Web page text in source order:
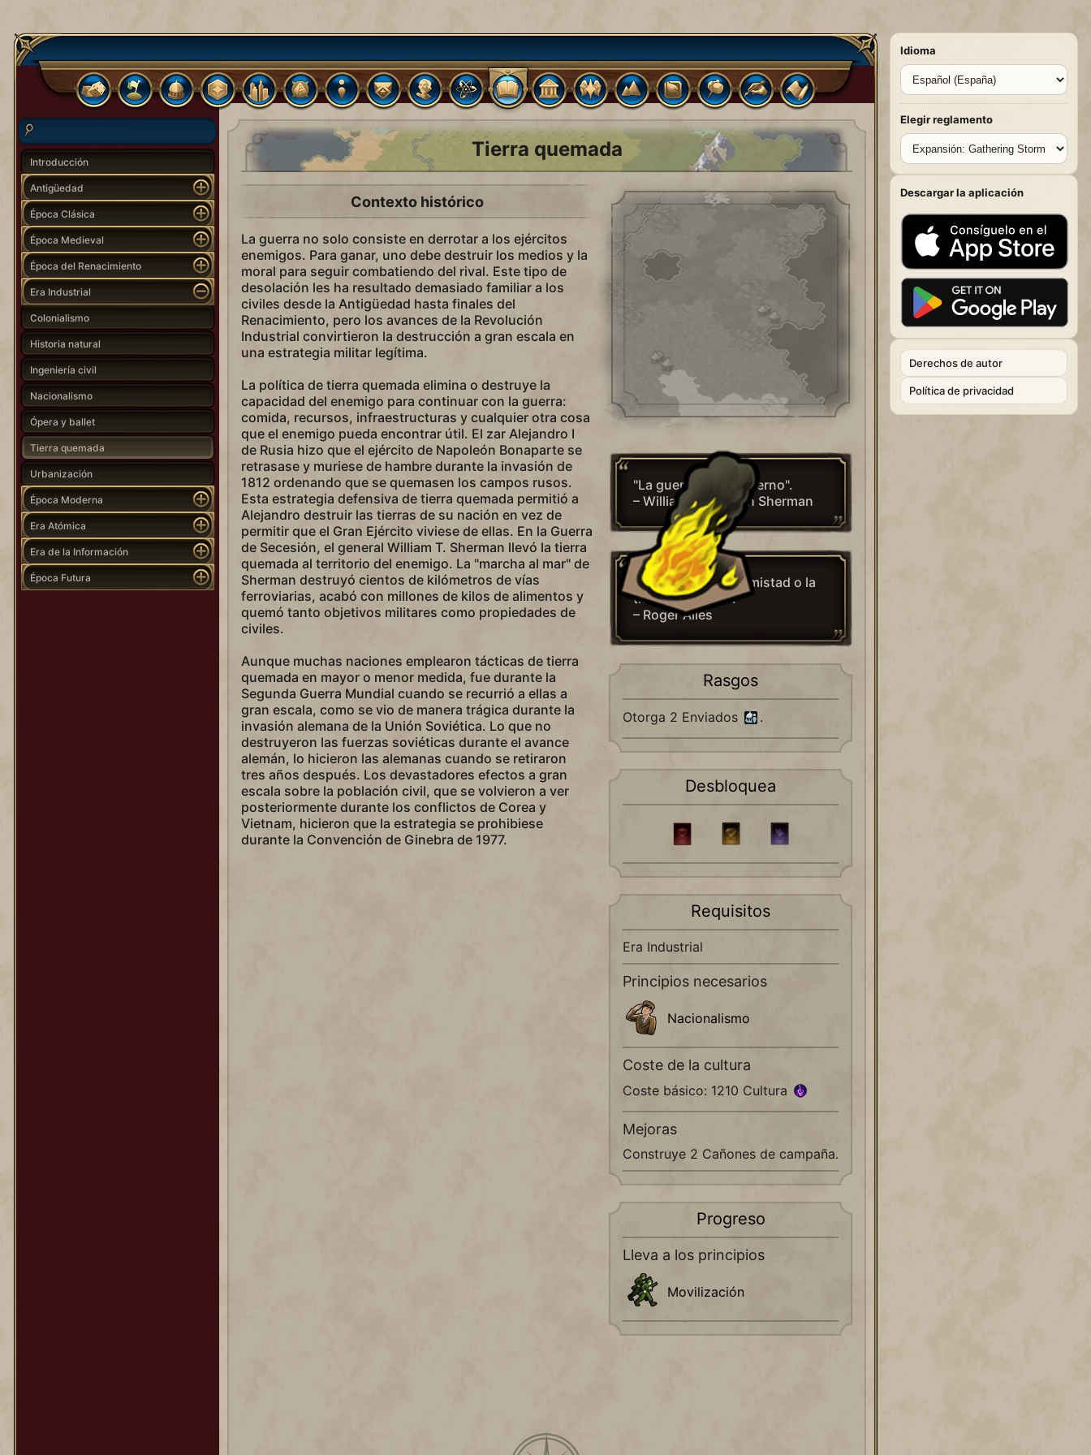
Introducción
Antigüedad
Época Clásica
Época Medieval
Época del Renacimiento
Era Industrial
Colonialismo
Historia natural
Ingeniería civil
Nacionalismo
Ópera y ballet
Tierra quemada
Urbanización
Época Moderna
Era Atómica
Era de la Información
Época Futura
Tierra quemada
Contexto histórico
La guerra no solo consiste en derrotar a los ejércitos
enemigos. Para ganar, uno debe destruir los medios y la
moral para seguir combatiendo del rival. Este tipo de
desolación les ha resultado demasiado familiar a los
civiles desde la Antigüedad hasta finales del
Renacimiento, pero los avances de la Revolución
Industrial convirtieron la destrucción a gran escala en
una estrategia militar legítima.
La política de tierra quemada elimina o destruye la
capacidad del enemigo para continuar con la guerra:
comida, recursos, infraestructuras y cualquier otra cosa
que el enemigo pueda encontrar útil. El zar Alejandro I
de Rusia hizo que el ejército de Napoleón Bonaparte se
retrasase y muriese de hambre durante la invasión de
1812 ordenando que se quemasen los campos rusos.
Esta estrategia defensiva de tierra quemada permitió a
Alejandro destruir las tierras de su nación en vez de
permitir que el Gran Ejército viviese de ellas. En la Guerra
de Secesión, el general William T. Sherman llevó la tierra
quemada al territorio del enemigo. La "marcha al mar" de
Sherman destruyó cientos de kilómetros de vías
ferroviarias, acabó con millones de kilos de alimentos y
quemó tanto objetivos militares como propiedades de
civiles.
Aunque muchas naciones emplearon tácticas de tierra
quemada en mayor o menor medida, fue durante la
Segunda Guerra Mundial cuando se recurrió a ellas a
gran escala, como se vio de manera trágica durante la
invasión alemana de la Unión Soviética. Lo que no
destruyeron las fuerzas soviéticas durante el avance
alemán, lo hicieron las alemanas cuando se retiraron
tres años después. Los devastadores efectos a gran
escala sobre la población civil, que se volvieron a ver
posteriormente durante los conflictos de Corea y
Vietnam, hicieron que la estrategia se prohibiese
durante la Convención de Ginebra de 1977.
"La guerra es un infierno".
– William Tecumseh Sherman
"Solo entiendo la amistad o la
tierra calcinada".
– Roger Ailes
Rasgos
Otorga 2 Enviados .
Desbloquea
Requisitos
Era Industrial
Principios necesarios
Nacionalismo
Coste de la cultura
Coste básico: 1210 Cultura
Mejoras
Construye 2 Cañones de campaña.
Progreso
Lleva a los principios
Movilización
Idioma
Elegir reglamento
Descargar la aplicación
Derechos de autor
Política de privacidad